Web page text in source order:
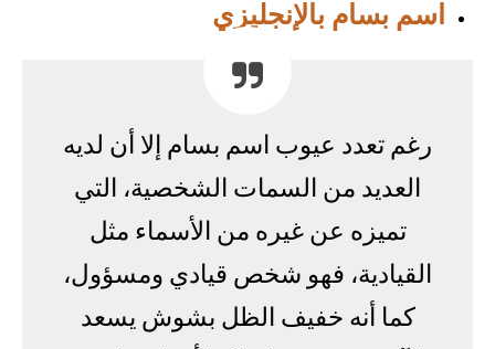
اسم بسام بالإنجليزي
رغم تعدد عيوب اسم بسام إلا أن لديه
العديد من السمات الشخصية، التي
تميزه عن غيره من الأسماء مثل
القيادية، فهو شخص قيادي ومسؤول،
كما أنه خفيف الظل بشوش يسعد